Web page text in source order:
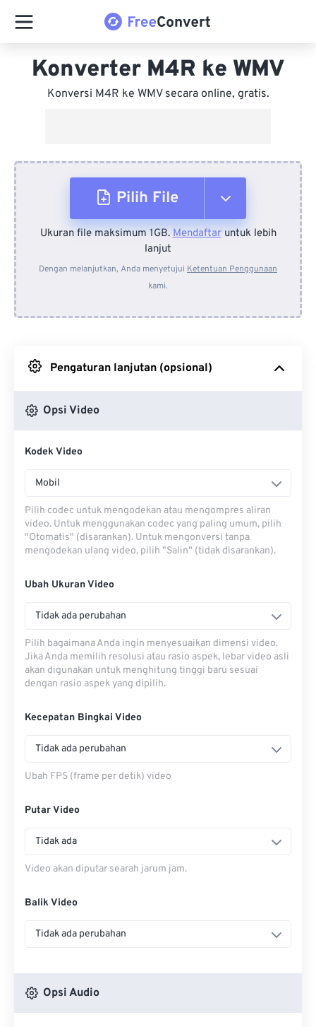
Konverter M4R ke WMV
Konversi M4R ke WMV secara online, gratis.
Pilih File
Dari Perangkat
Dari Dropbox
Ukuran file maksimum 1GB.Mendaftaruntuk lebih
lanjut
Dengan melanjutkan, Anda menyetujui Ketentuan Penggunaan
kami.
Pengaturan lanjutan (opsional)
Opsi Video
Kodek Video
Mobil
Pilih codec untuk mengodekan atau mengompres aliran
video. Untuk menggunakan codec yang paling umum, pilih
"Otomatis" (disarankan). Untuk mengonversi tanpa
mengodekan ulang video, pilih "Salin" (tidak disarankan).
Ubah Ukuran Video
Tidak ada perubahan
Pilih bagaimana Anda ingin menyesuaikan dimensi video.
Jika Anda memilih resolusi atau rasio aspek, lebar video asli
akan digunakan untuk menghitung tinggi baru sesuai
dengan rasio aspek yang dipilih.
Kecepatan Bingkai Video
Tidak ada perubahan
Ubah FPS (frame per detik) video
Putar Video
Tidak ada
Video akan diputar searah jarum jam.
Balik Video
Tidak ada perubahan
Opsi Audio